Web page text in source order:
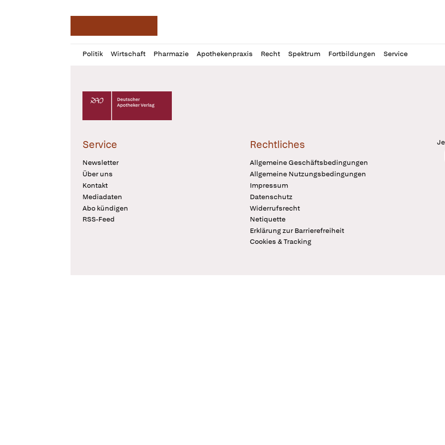
Politik Wirtschaft Pharmazie Apothekenpraxis Recht Spektrum Fortbildungen Service
Profil
öffnen
Daz
Pur
Deutscher Apotheker Verlag Logo
Service
Newsletter
Über uns
Kontakt
Mediadaten
Abo kündigen
RSS-Feed
Rechtliches
Allgemeine Geschäftsbedingungen
Allgemeine Nutzungsbedingungen
Impressum
Datenschutz
Widerrufsrecht
Netiquette
Erklärung zur Barrierefreiheit
Cookies & Tracking